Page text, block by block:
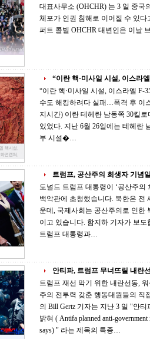
대표사무소 (OHCHR) 는 3 일 중국의 홍콩 국가보안법 ( 홍콩보안법 ) 시행에 따른
체포가 인권 침해로 이어질 수 있다
퍼트 콜빌 OHCHR
“이란 핵·미사일 시설, 이스라
“이란 핵·미사일 시설, 이스라엘 F-35 폭격 받아 폭발
수도 해킹하려다 실패…폭격 후 이스라엘·이란
지시간) 이란 테헤란 남동쪽 30킬
있었다. 지난 6월 26일에는 테헤란 남쪽 250킬로미
부 시설�…
트럼프, 공산주의 희생자 기념
도널드 트럼프 대통령이 ‘공산주
백악관에 초청했습니다. 북한은 전
운데, 국제사회는 공산주의로 인한
이고 있습니다. 함지하 기자가 보도합니다. 탈북민 그레이스 조 씨
트럼프 대통령과…
안티파, 트럼프 무너뜨릴 내란
트럼프 재선 막기 위한 내란선동,
주의 전투력 갖춘 행동대원들의 직접행동 = 폭력과 약탈 The Washington Times 지
의 Bill Gertz 기자는 지난 3 일 "안티파 수개월간 반정부 내란 계획 , 사법당국 관리
밝혀 ( Antifa planned anti-government insurgency for months, law enforcement official
says) " 라는 제목의 특종…